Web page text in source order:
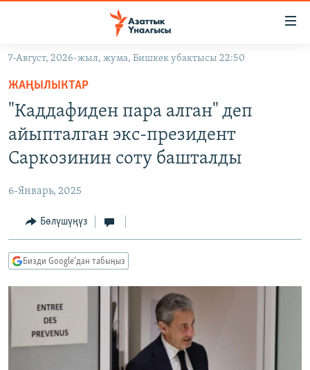
Навигацияга
өтүңүз
Издөөгө
салыңыз
КЫРГЫЗСТАН
КЫРГЫЗСТАН
МАДАНИЯТ
ДҮЙНӨ
УКРАИНА
ТВ ПРОГРАММАЛАР
БҮГҮН АЗАТТЫКТА
ЭЖЕ-СИҢДИЛЕР
АЗАТТЫК+
ПОДКАСТ
Русский
ОНЛАЙН ШЕРИНЕ
7-Август, 2026-жыл, жума, Бишкек убактысы 22:50
ЖАҢЫЛЫКТАР
"Каддафиден пара алган" деп
айыпталган экс-президент
Саркозинин соту башталды
6-Январь, 2025
Бөлүшүңүз
Бизди Google'дан табыңыз